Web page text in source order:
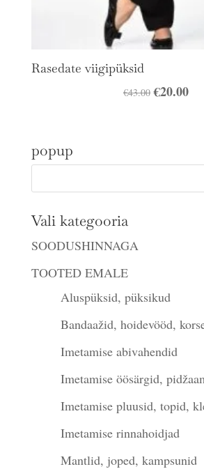
Rasedate viigipüksid
€43.00 Algne
€20.00
popup
Vali kategooria
SOODUSHINNAGA
TOOTED EMALE
Aluspüksid, püksikud
Bandaažid, hoidevööd,
Imetamise abivahendid
Imetamise öösärgid,
Imetamise pluusid, topid,
Imetamise rinnahoidjad
Mantlid, joped, kampsunid